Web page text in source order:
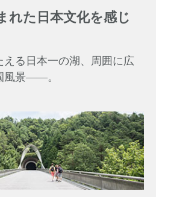
れた日本文化を感じ
える日本一の湖、周囲に広
風景――。